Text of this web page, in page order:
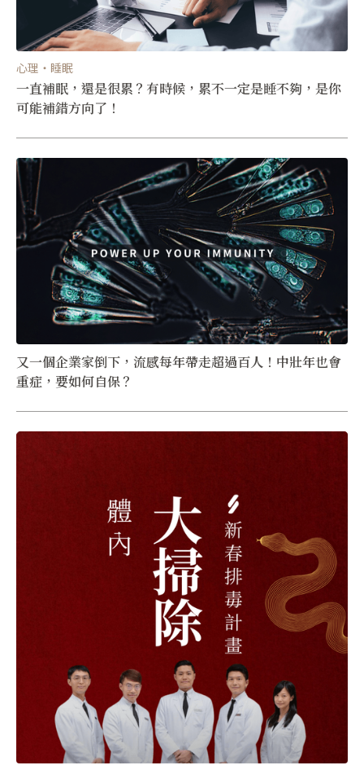
心理・睡眠
一直補眠，還是很累？有時候，累不一定是睡不夠，是你
可能補錯方向了！
又一個企業家倒下，流感每年帶走超過百人！中壯年也會
重症，要如何自保？